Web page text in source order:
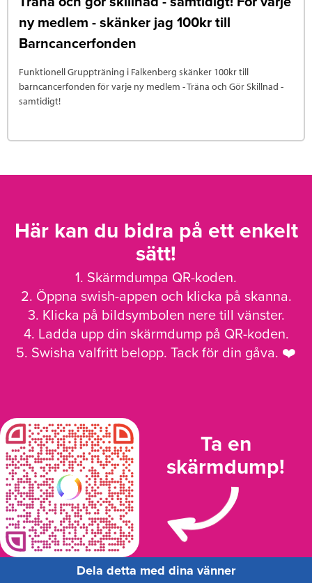
ny medlem - skänker jag 100kr till
Barncancerfonden
Funktionell Gruppträning i Falkenberg skänker 100kr till
barncancerfonden för varje ny medlem - Träna och Gör Skillnad -
samtidigt!
Här kan du bidra på ett enkelt
sätt!
1. Skärmdumpa QR-koden.
2. Öppna swish-appen och klicka på skanna.
3. Klicka på bildsymbolen nere till vänster.
4. Ladda upp din skärmdump på QR-koden.
5. Swisha valfritt belopp. Tack för din gåva. ❤️
Ta en
skärmdump!
Dela detta med dina vänner